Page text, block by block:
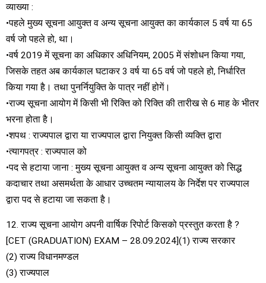
व्याख्या :
•पहले मुख्य सूचना आयुक्त व अन्य सूचना आयुक्त का कार्यकाल 5 वर्ष या 65
वर्ष जो पहले हो, था।
•वर्ष 2019 में सूचना का अधिकार अधिनियम, 2005 में संशोधन किया गया,
जिसके तहत अब कार्यकाल घटाकर 3 वर्ष या 65 वर्ष जो पहले हो, निर्धारित
किया गया है। तथा पुनर्नियुक्ति के पात्र नहीं होगें।
•राज्य सूचना आयोग में किसी भी रिक्ति को रिक्ति की तारीख से 6 माह के भीतर
भरना होता है।
•शपथ : राज्यपाल द्वारा या राज्यपाल द्वारा नियुक्त किसी व्यक्ति द्वारा
•त्यागपत्र : राज्यपाल को
•पद से हटाया जाना : मुख्य सूचना आयुक्त व अन्य सूचना आयुक्त को सिद्ध
कदाचार तथा असमर्थता के आधार उच्चतम न्यायालय के निर्देश पर राज्यपाल
द्वारा पद से हटाया जा सकता है।
12. राज्य सूचना आयोग अपनी वार्षिक रिपोर्ट किसको प्रस्तुत करता है ?
[CET (GRADUATION) EXAM – 28.09.2024](1) राज्य सरकार
(2) राज्य विधानमण्डल
(3) राज्यपाल